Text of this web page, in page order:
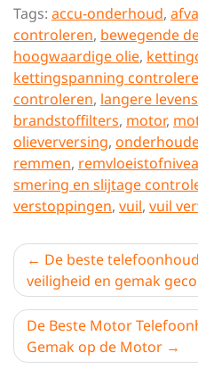
Tags: accu-onderhoud,
controleren, bewegende
hoogwaardige olie,
kettingspanning
controleren, langere
brandstoffilters, motor,
olieverversing,
remmen,
smering en slijtage
verstoppingen, vuil, vuil
De beste
veiligheid en gemak
De Beste Motor
Gemak op de Motor